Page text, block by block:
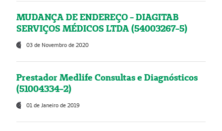
MUDANÇA DE ENDEREÇO - DIAGITAB
SERVIÇOS MÉDICOS LTDA (54003267-5)
03 de Novembro de 2020
Prestador Medlife Consultas e Diagnósticos
(51004334-2)
01 de Janeiro de 2019